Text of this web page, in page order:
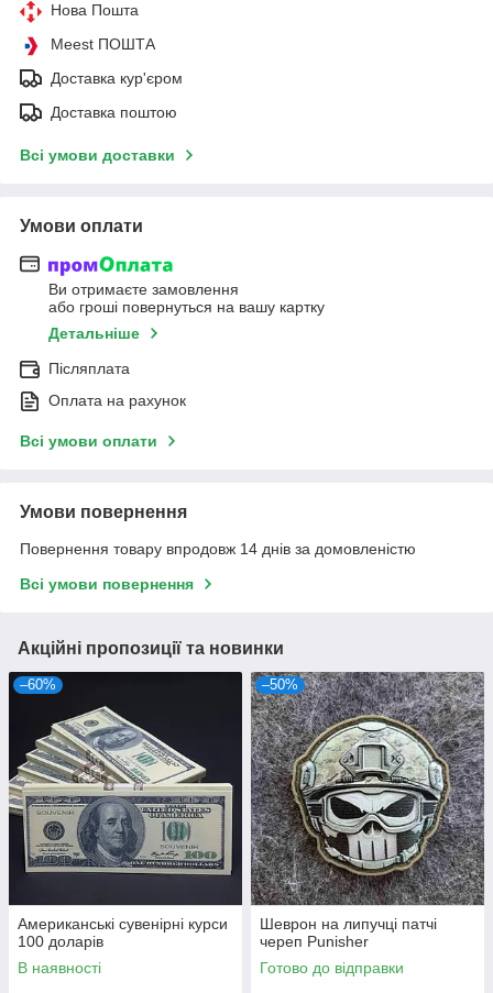
Нова Пошта
Meest ПОШТА
Доставка кур'єром
Доставка поштою
Всі умови доставки
Умови оплати
Ви отримаєте замовлення
або гроші повернуться на вашу картку
Детальніше
Післяплата
Оплата на рахунок
Всі умови оплати
Умови повернення
Повернення товару впродовж 14 днів за домовленістю
Всі умови повернення
Акційні пропозиції та новинки
–60%
Американські сувенірні курси
100 доларів
В наявності
–50%
Шеврон на липучці патчі
череп Punisher
Готово до відправки